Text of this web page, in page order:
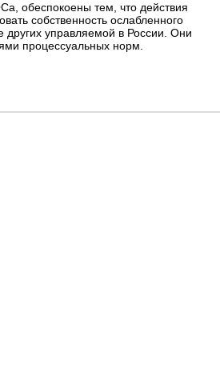
обеспокоены тем, что действия
собственность ослабленного
управляемой в России. Они
процессуальных норм.